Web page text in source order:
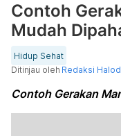
Contoh
Mudah
Hidup Sehat
Ditinjau oleh Redaksi
Contoh Gerakan